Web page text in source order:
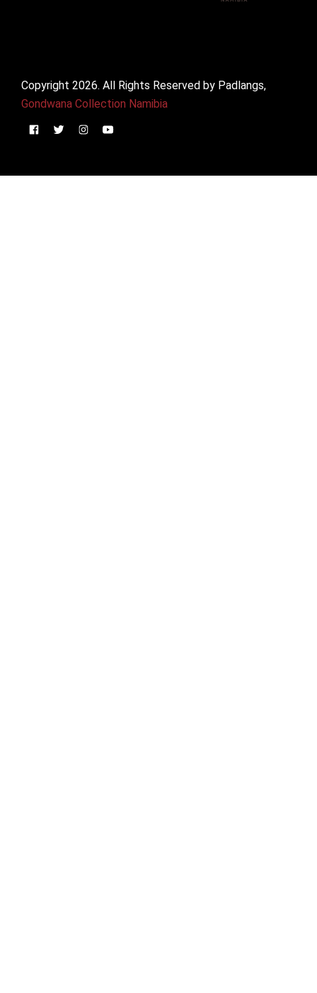
Copyright 2026. All Rights Reserved by Padlangs,
Gondwana Collection Namibia